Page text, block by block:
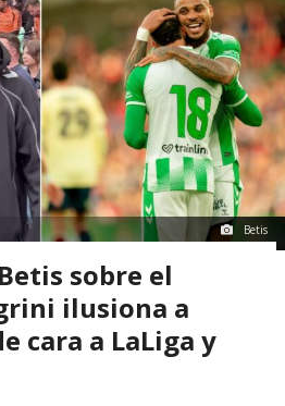
Betis
sobre el
ilusiona a
cara a LaLiga y